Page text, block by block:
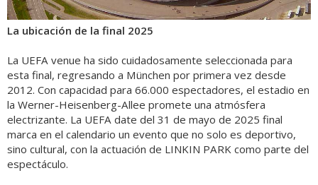
La ubicación de la final 2025
La UEFA venue ha sido cuidadosamente seleccionada para
esta final, regresando a München por primera vez desde
2012. Con capacidad para 66.000 espectadores, el estadio en
la Werner-Heisenberg-Allee promete una atmósfera
electrizante. La UEFA date del 31 de mayo de 2025 final
marca en el calendario un evento que no solo es deportivo,
sino cultural, con la actuación de LINKIN PARK como parte del
espectáculo.